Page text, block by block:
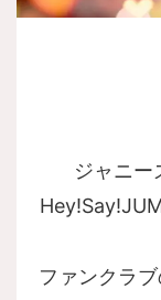
ジャニー
ファンクラ